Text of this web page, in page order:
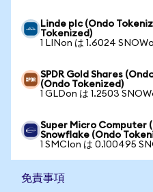
Linde plc (Ondo
Tokenized)
1 LINon は 1.6024
SPDR Gold Shares
(Ondo Tokenized)
1 GLDon は 1.2503
Super Micro Computer
Snowflake (Ondo
1 SMCIon は 0.100495
免責事項